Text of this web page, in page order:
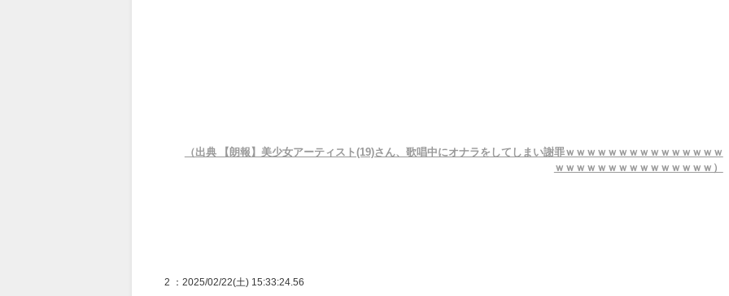
（出典 【朗報】美少女アーティスト(19)さん、歌唱中にオナラをしてしまい謝罪ｗｗｗｗｗｗｗｗｗｗｗｗｗｗｗ
ｗｗｗｗｗｗｗｗｗｗｗｗｗｗｗ）
2 ：2025/02/22(土) 15:33:24.56